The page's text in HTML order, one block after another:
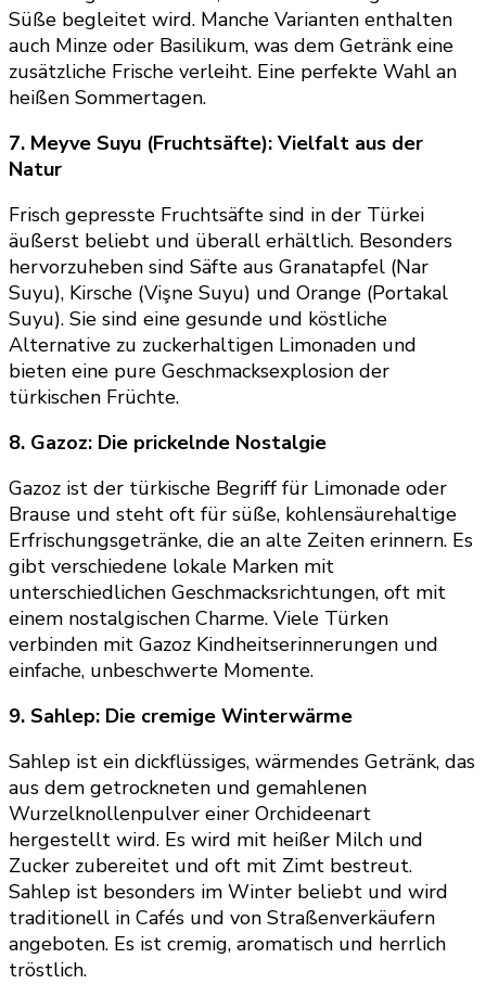
Süße begleitet wird. Manche Varianten enthalten
auch Minze oder Basilikum, was dem Getränk eine
zusätzliche Frische verleiht. Eine perfekte Wahl an
heißen Sommertagen.
7. Meyve Suyu (Fruchtsäfte): Vielfalt aus der
Natur
Frisch gepresste Fruchtsäfte sind in der Türkei
äußerst beliebt und überall erhältlich. Besonders
hervorzuheben sind Säfte aus Granatapfel (Nar
Suyu), Kirsche (Vişne Suyu) und Orange (Portakal
Suyu). Sie sind eine gesunde und köstliche
Alternative zu zuckerhaltigen Limonaden und
bieten eine pure Geschmacksexplosion der
türkischen Früchte.
8. Gazoz: Die prickelnde Nostalgie
Gazoz ist der türkische Begriff für Limonade oder
Brause und steht oft für süße, kohlensäurehaltige
Erfrischungsgetränke, die an alte Zeiten erinnern. Es
gibt verschiedene lokale Marken mit
unterschiedlichen Geschmacksrichtungen, oft mit
einem nostalgischen Charme. Viele Türken
verbinden mit Gazoz Kindheitserinnerungen und
einfache, unbeschwerte Momente.
9. Sahlep: Die cremige Winterwärme
Sahlep ist ein dickflüssiges, wärmendes Getränk, das
aus dem getrockneten und gemahlenen
Wurzelknollenpulver einer Orchideenart
hergestellt wird. Es wird mit heißer Milch und
Zucker zubereitet und oft mit Zimt bestreut.
Sahlep ist besonders im Winter beliebt und wird
traditionell in Cafés und von Straßenverkäufern
angeboten. Es ist cremig, aromatisch und herrlich
tröstlich.